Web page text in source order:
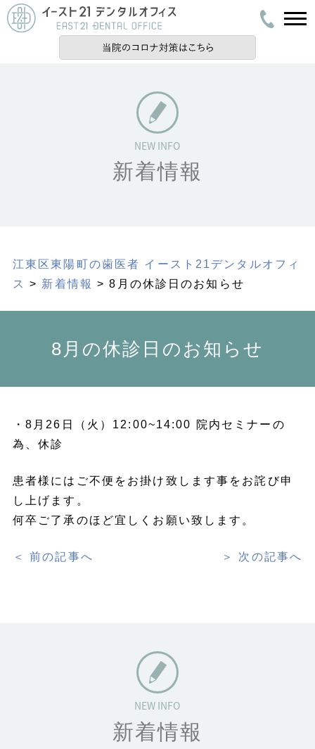
新着情報
江東区東陽町の歯医者 イースト21デンタルオフィ
ス
> 新着情報 > 8月の休診日のお知らせ
8月の休診日のお知らせ
・8月26日（火）12:00~14:00 院内セミナーの
為、休診
患者様にはご不便をお掛け致します事をお詫び申
し上げます。
何卒ご了承のほど宜しくお願い致します。
＜ 前の記事へ ＞ 次の記事へ
新着情報